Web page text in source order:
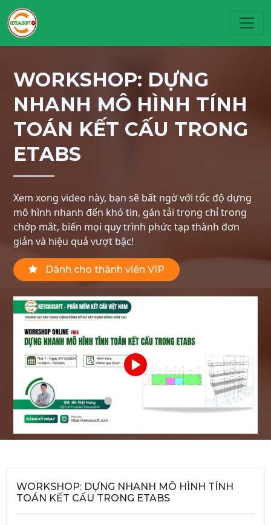
WORKSHOP: DỰNG
NHANH MÔ HÌNH TÍNH
TOÁN KẾT CẤU TRONG
ETABS
Xem xong video này, bạn sẽ bất ngờ với tốc độ dựng
mô hình nhanh đến khó tin, gán tải trọng chỉ trong
chớp mắt, biến mọi quy trình phức tạp thành đơn
giản và hiệu quả vượt bậc!
Dành cho thành viên VIP
WORKSHOP: DỰNG NHANH MÔ HÌNH TÍNH
TOÁN KẾT CẤU TRONG ETABS